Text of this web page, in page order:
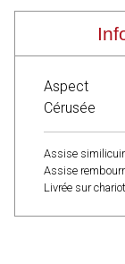
Aspect
Cérusée
Assise
Assise
Livrée sur chariot